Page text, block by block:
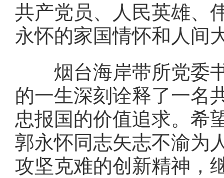
共产党员、人民英雄、
永怀的家国情怀和人间
烟台海岸带所党委书
的一生深刻诠释了一名
忠报国的价值追求。希
郭永怀同志矢志不渝为
攻坚克难的创新精神，